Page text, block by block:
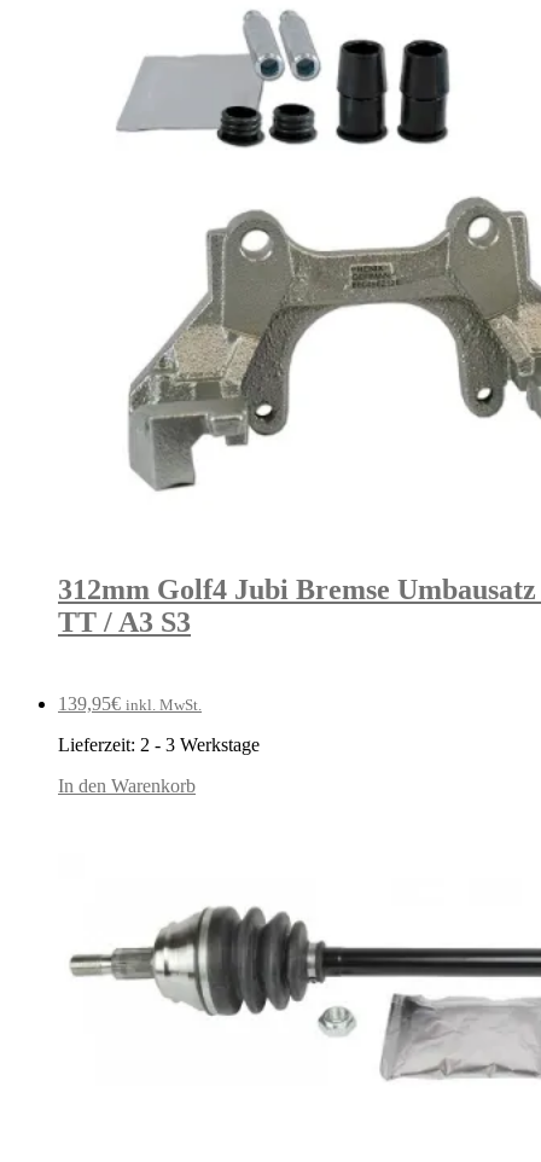
312mm Golf4 Jubi Bremse
TT / A3 S3
139,95€ inkl. MwSt.
Lieferzeit: 2 - 3 Werkstage
In den Warenkorb